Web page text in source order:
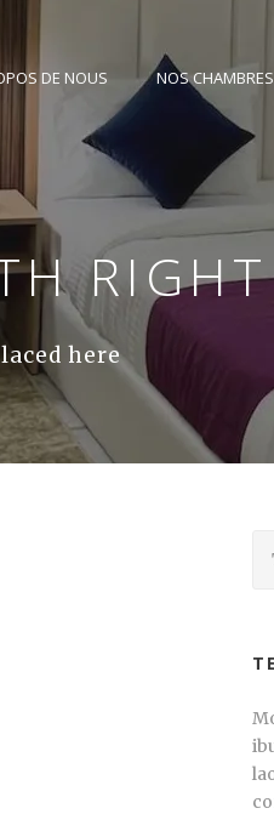
DE NOUS NOS CHAMBRES
here